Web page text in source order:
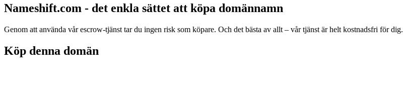
Nameshift.com - det enkla sättet att köpa domännamn
Genom att använda vår escrow-tjänst tar du ingen risk som köpare. Och det bästa av allt – vår tjänst är helt kostnadsfri för dig.
Köp denna domän